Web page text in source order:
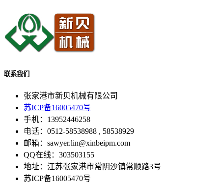
联系我们
张家港市新贝机械有限公司
苏ICP备16005470号
手机：13952446258
电话：0512-58538988 , 58538929
邮箱：sawyer.lin@xinbeipm.com
QQ在线：303503155
地址：江苏张家港市常阴沙镇常顺路3号
苏ICP备16005470号